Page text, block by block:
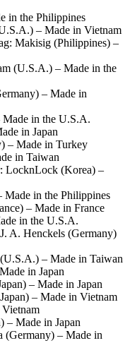
in the Philippines
– Made in Vietnam
Makisig (Philippines) –
(U.S.A.) – Made in the
– Made in
in the U.S.A.
in Japan
– Made in Turkey
in Taiwan
LocknLock (Korea) –
Made in the Philippines
– Made in France
in the U.S.A.
A. Henckels (Germany)
– Made in Taiwan
in Japan
– Made in Japan
– Made in Vietnam
– Made in Japan
(Germany) – Made in